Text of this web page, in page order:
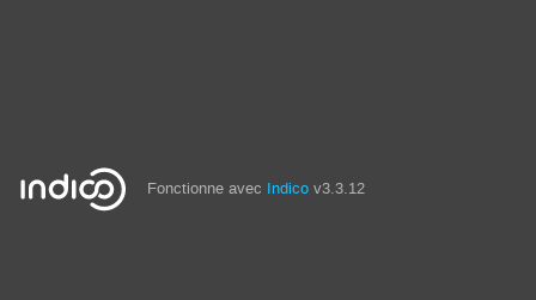
Fonctionne avec Indico v3.3.12